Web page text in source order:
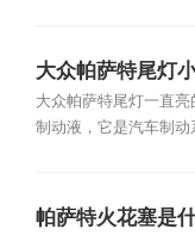
大众帕萨特尾灯
理?
大众帕萨特尾灯一直
制动液，它是汽车制动
帕萨特火花塞是